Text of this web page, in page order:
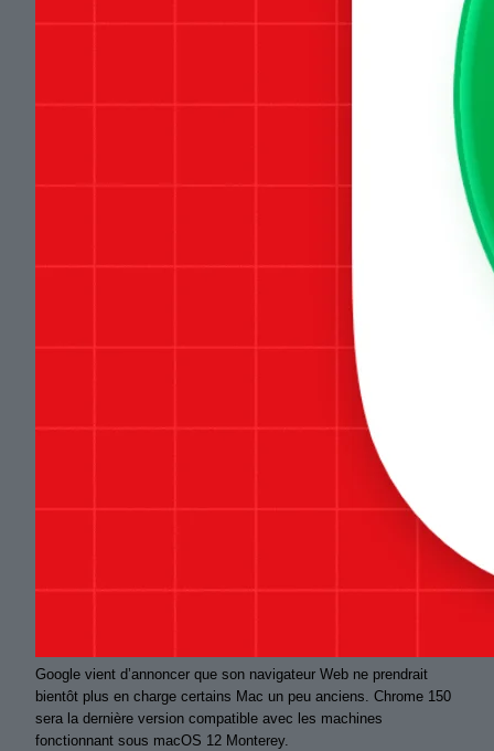
Google vient d’annoncer que son navigateur Web ne prendrait
bientôt plus en charge certains Mac un peu anciens. Chrome 150
sera la dernière version compatible avec les machines
fonctionnant sous macOS 12 Monterey.